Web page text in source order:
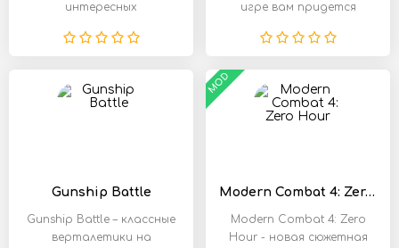
интересных
игре вам придется
Gunship Battle
Gunship Battle – классные
верталетики на
Modern Combat 4: Zero Hour
Modern Combat 4: Zero
Hour - новая сюжетная
MOD